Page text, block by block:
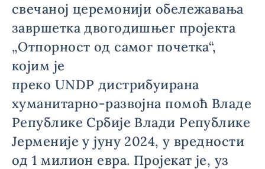
свечаној церемонији обележавања
завршетка двогодишњег пројекта
„Отпорност од самог почетка“,
којим је
преко UNDP дистрибуирана
хуманитарно-развојна помоћ Владе
Републике Србије Влади Републике
Јерменије у јуну 2024, у вредности
од 1 милион евра. Пројекат је, уз